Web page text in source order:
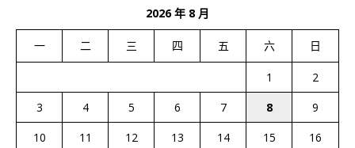
2026 年 8 月
一 二 三 四 五 六 日
1
2
3
4 5 6 7 8
9
10
11 12 13 14 15
16